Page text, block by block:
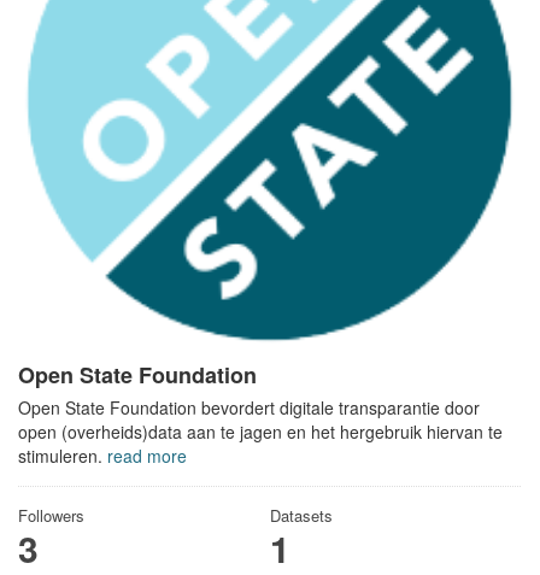
Open State Foundation
Open State Foundation bevordert digitale transparantie door
open (overheids)data aan te jagen en het hergebruik hiervan te
stimuleren. read more
Followers
3
Datasets
1